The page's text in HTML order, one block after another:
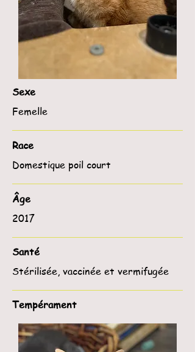
Sexe
Femelle
Race
Domestique poil court
Âge
2017
Santé
Stérilisée, vaccinée et vermifugée
Tempérament